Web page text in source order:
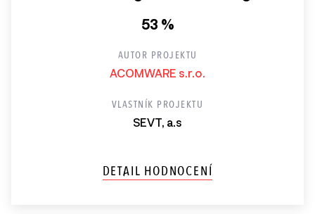
53 %
AUTOR PROJEKTU
ACOMWARE s.r.o.
VLASTNÍK PROJEKTU
SEVT, a.s
DETAIL HODNOCENÍ